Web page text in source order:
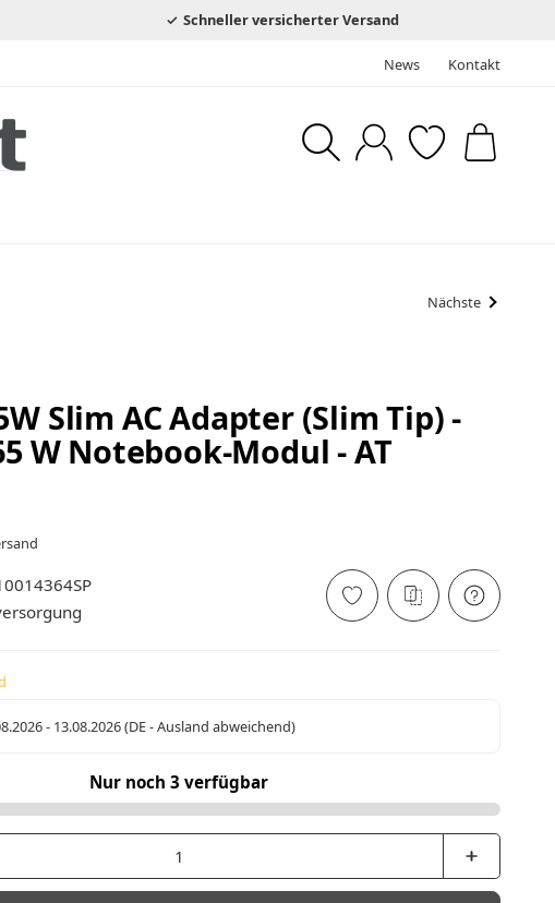
Schneller versicherter Versand
News Kontakt
Nächste
Slim AC Adapter (Slim Tip) -
W Notebook-Modul - AT
- 13.08.2026(DE - Ausland abweichend)
Nur noch 3 verfügbar